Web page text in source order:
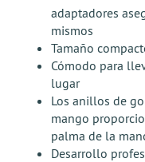
adaptadores
mismos
Tamaño
Cómodo para
lugar
Los anillos de
mango
palma de la
Desarrollo